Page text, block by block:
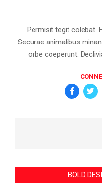
Permisit tegit colebat.
Securae animalibus
orbe coeperunt.
BOLD